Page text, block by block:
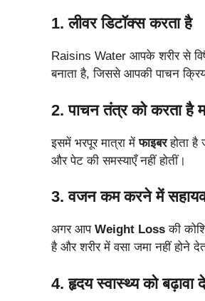
1. लीवर डिटॉक्स करता है
Raisins Water आपके शरीर से
बनाता है, जिससे आपकी पाचन
2. पाचन तंत्र को करता है
इसमें भरपूर मात्रा मेंफाइबरहोता है
और पेट की समस्याएँ नहीं होतीं।
3. वजन कम करने में
अगर आप Weight Loss की
है और शरीर में वसा जमा नहीं होने
4. हृदय स्वास्थ्य को बढ़ावा